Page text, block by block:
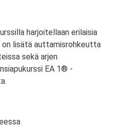
harjoitellaan erilaisia
on lisätä auttamisrohkeutta
sekä arjen
EA 1® -